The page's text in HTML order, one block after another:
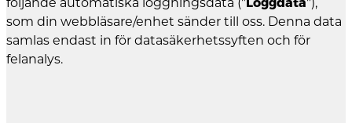
som din webbläsare/enhet sänder till oss. Denna data
samlas endast in för datasäkerhetssyften och för
felanalys.